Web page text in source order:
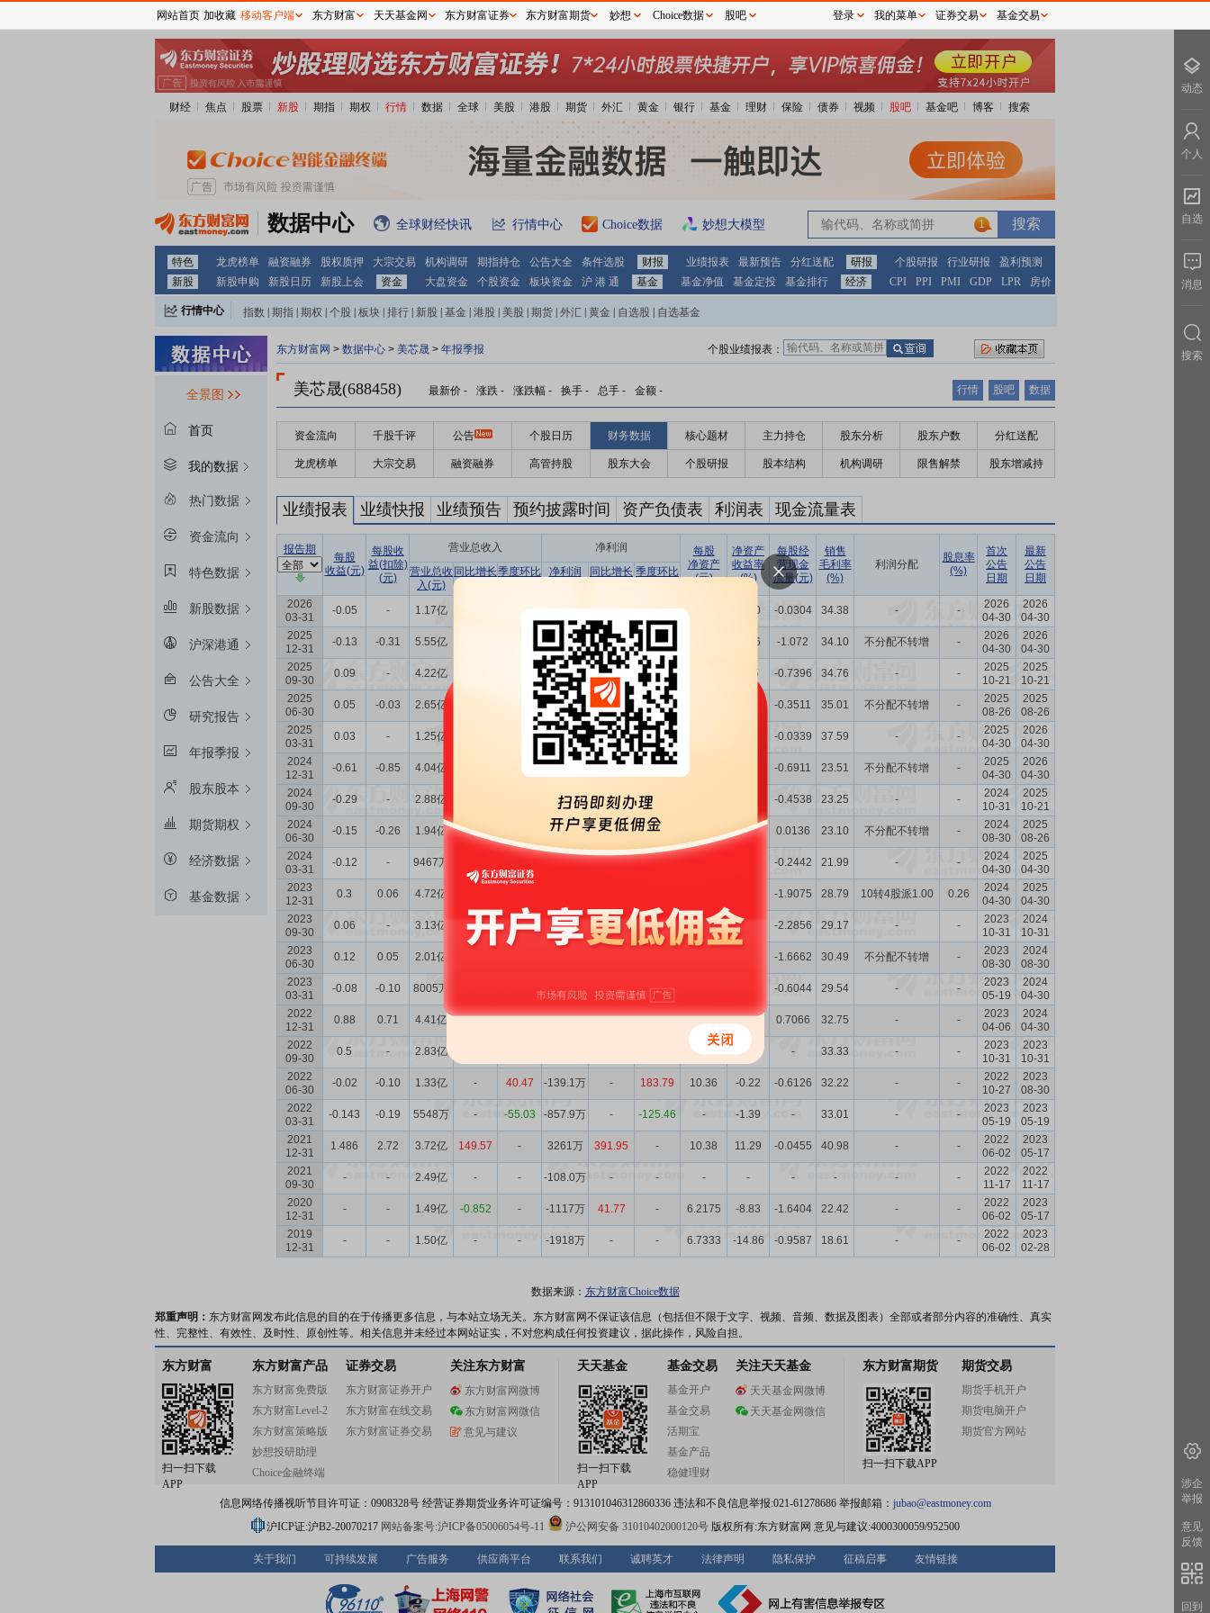
财经 焦点 股票 新股 期指 期权 行情 数据 全球 美股 港股 期货 外汇 黄金 银行 基金 理财 保险 债券 视频 股吧 基金吧 博客 搜索
数据中心 全球财经快讯 行情中心 Choice数据 妙想大模型 1
特色 龙虎榜单 融资融券 股权质押 大宗交易 机构调研 期指持仓 公告大全 条件选股 财报 业绩报表 最新预告 分红送配 研报 个股研报 行业研报
盈利预测
新股
新股申购 新股日历 新股上会 资金 大盘资金 个股资金 板块资金 沪 港 通 基金 基金净值 基金定投 基金排行 经济 CPI PPI PMI GDP LPR 房价
行情中心 指数 期指 期权 个股 板块 排行 新股 基金 港股 美股 期货 外汇 黄金 自选股 自选基金
全景图
首页
我的数据
热门数据
资金流向
特色数据
新股数据
沪深港通
公告大全
研究报告
年报季报
股东股本
期货期权
经济数据
基金数据
东方财富网 > 数据中心 > 美芯晟 > 年报季报 个股业绩报表：
美芯晟(688458) 最新价 - 涨跌 - 涨跌幅 - 换手 - 总手 - 金额 - 行情 股吧 数据
资金流向 千股千评 公告 个股日历 财务数据 核心题材 主力持仓 股东分析 股东户数 分红送配
龙虎榜单 大宗交易 融资融券 高管持股 股东大会 个股研报 股本结构 机构调研 限售解禁 股东增减持
业绩报表 业绩快报 业绩预告 预约披露时间 资产负债表 利润表 现金流量表
报告期
每股
收益(元)
每股收
益(扣除)
(元)
营业总收入 净利润
每股
净资产
(元)
净资产
收益率
(%)
每股经
营现金
流量(元)
销售
毛利率
(%)
利润分配
股息率
(%)
首次
公告
日期
最新
公告
日期
营业总收
入(元)
同比增长季度环比
净利润
同比增长 季度环比
2026
03-31
-0.05 - 1.17亿 -12.71 -539.3万 -246.91 77.89 -0.30 -0.0304 34.38 - -
2026
04-30
2026
04-30
2025
12-31
-0.13 -0.31 5.55亿 -1407万 78.86 -559.05 -0.76 -1.072 34.10 不分配不转增 -
2026
04-30
2026
04-30
2025
09-30
0.09 - 4.22亿 1032万 132.00 297.76 0.55 -0.7396 34.76 - -
2025
10-21
2025
10-21
2025
06-30
0.05 -0.03 2.65亿 500.7万 131.25 -63.62 -0.3511 35.01 不分配不转增 -
2025
08-26
2025
08-26
2025
03-31
0.03 - 1.25亿 7.569 367.1万 127.68 110.70 -0.0339 37.59 - -
2025
04-30
2026
04-30
2024
12-31
-0.61 -0.85 4.04亿 23.64 -6657万 -320.76 -111.46 -0.6911 23.51 不分配不转增 -
2025
04-30
2026
04-30
2024
09-30
-0.29 - 2.88亿 -3225万 -637.48 -488.67 -0.4538 23.25 - -
2024
10-31
2025
10-21
2024
06-30
-0.15 -0.26 1.94亿 -3.445 -1602万 -245.60 79.22 -0.77 0.0136 23.10 不分配不转增 -
2024
08-30
2025
08-26
2024
03-31
-0.12 - 9467万 -1326万 -193.90 -154.91 -0.2442 21.99 - -
2024
04-30
2025
04-30
2023
12-31
0.3 0.06 4.72亿 -1.9075 28.79 10转4股派1.00 0.26
2024
04-30
2025
04-30
2023
09-30
0.06 - 3.13亿 10.55 -6.738 600.0万 -79.83 -132.24 25.72 0.47 -2.2856 29.17 - -
2023
10-31
2024
10-31
2023
06-30
0.12 0.05 2.01亿 -1.6662 30.49 不分配不转增 -
2023
08-30
2024
08-30
2023
03-31
-0.08 -0.10 8005万 -451.3万 -47.40 -119.78 -0.6044 29.54 - -
2023
05-19
2024
04-30
2022
12-31
0.88 0.71 4.41亿 18.58 5.415 5259万 61.27 -26.75 11.26 8.10 0.7066 32.75 - -
2023
04-06
2024
04-30
2022
09-30
0.5 - 2.83亿 - - - 33.33 - -
2023
10-31
2023
10-31
2022
06-30
-0.02 -0.10 1.33亿 - 40.47 -139.1万 - 183.79 10.36 -0.22 -0.6126 32.22 - -
2022
10-27
2023
08-30
2022
03-31
-0.143 -0.19 5548万 - -55.03 -857.9万 - -125.46 - -1.39 - 33.01 - -
2023
05-19
2023
05-19
2021
12-31
1.486 2.72 3.72亿 149.57 - 3261万 391.95 - 10.38 11.29 -0.0455 40.98 - -
2022
06-02
2023
05-17
2021
09-30
- - 2.49亿 - - -108.0万 - - - - - - - -
2022
11-17
2022
11-17
2020
12-31
- - 1.49亿 -0.852 - -1117万 41.77 - 6.2175 -8.83 -1.6404 22.42 - -
2022
06-02
2023
05-17
2019
12-31
- - 1.50亿 - - -1918万 - - 6.7333 -14.86 -0.9587 18.61 - -
2022
06-02
2023
02-28
数据来源： 东方财富Choice数据
郑重声明： 东方财富网发布此信息的目的在于传播更多信息，与本站立场无关。东方财富网不保证该信息（包括但不限于文字、视频、音频、数据及图表）全部或者部分内容的准确性、真实
性、完整性、有效性、及时性、原创性等。相关信息并未经过本网站证实，不对您构成任何投资建议，据此操作，风险自担。
东方财富
扫一扫下载
APP
东方财富产品
东方财富免费版
东方财富Level-2
东方财富策略版
妙想投研助理
Choice金融终端
证券交易
东方财富证券开户
东方财富在线交易
东方财富证券交易
关注东方财富
东方财富网微博
东方财富网微信
意见与建议
天天基金
扫一扫下载
APP
基金交易
基金开户
基金交易
活期宝
基金产品
稳健理财
关注天天基金
天天基金网微博
天天基金网微信
东方财富期货
扫一扫下载APP
期货交易
期货手机开户
期货电脑开户
期货官方网站
信息网络传播视听节目许可证：0908328号 经营证券期货业务许可证编号：913101046312860336 违法和不良信息举报:021-61278686 举报邮箱： jubao@eastmoney.com
沪ICP证:沪B2-20070217 网站备案号:沪ICP备05006054号-11 沪公网安备 31010402000120号版权所有:东方财富网 意见与建议:4000300059/952500
关于我们 可持续发展 广告服务 供应商平台 联系我们 诚聘英才 法律声明 隐私保护 征稿启事 友情链接
网站首页 加收藏 移动客户端 东方财富 天天基金网 东方财富证券 东方财富期货 妙想 Choice数据 股吧 登录 我的菜单 证券交易 基金交易
动态
个人
自选
消息
搜索
涉企
举报
意见
反馈
回到